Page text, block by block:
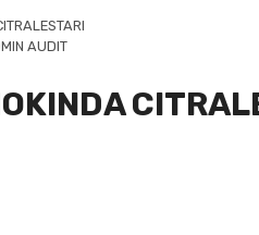
AUDIT